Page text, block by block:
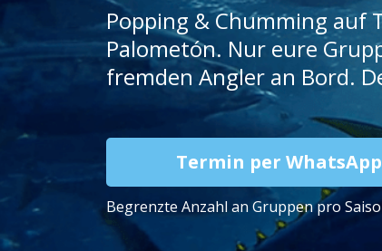
Popping & Chumming auf
Palometón. Nur eure
fremden Angler an Bord.
Termin per
Begrenzte Anzahl an Gruppen pro